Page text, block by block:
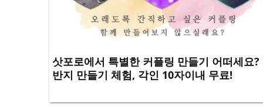
삿포로에서 특별한 커플링 만들기 어떠세요?
반지 만들기 체험, 각인 10자이내 무료!